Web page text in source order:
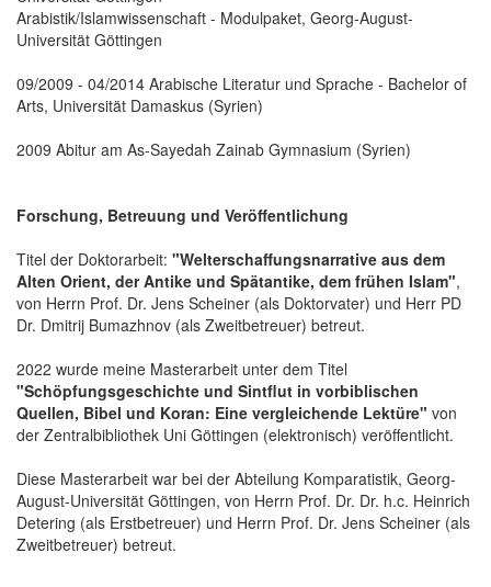
Arabistik/Islamwissenschaft - Modulpaket, Georg-August-
Universität Göttingen
09/2009 - 04/2014 Arabische Literatur und Sprache - Bachelor of
Arts, Universität Damaskus (Syrien)
2009 Abitur am As-Sayedah Zainab Gymnasium (Syrien)
Forschung, Betreuung und Veröffentlichung
Titel der Doktorarbeit: "Welterschaffungsnarrative aus dem
Alten Orient, der Antike und Spätantike, dem frühen Islam",
von Herrn Prof. Dr. Jens Scheiner (als Doktorvater) und Herr PD
Dr. Dmitrij Bumazhnov (als Zweitbetreuer) betreut.
2022 wurde meine Masterarbeit unter dem Titel
"Schöpfungsgeschichte und Sintflut in vorbiblischen
Quellen, Bibel und Koran: Eine vergleichende Lektüre" von
der Zentralbibliothek Uni Göttingen (elektronisch) veröffentlicht.
Diese Masterarbeit war bei der Abteilung Komparatistik, Georg-
August-Universität Göttingen, von Herrn Prof. Dr. Dr. h.c. Heinrich
Detering (als Erstbetreuer) und Herrn Prof. Dr. Jens Scheiner (als
Zweitbetreuer) betreut.